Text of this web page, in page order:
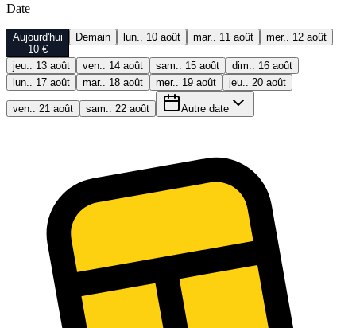
Date
Aujourd'hui
10 €
Demain lun.. 10 août mar.. 11 août mer.. 12 août
jeu.. 13 août ven.. 14 août sam.. 15 août
dim.. 16 août
lun.. 17 août
mar.. 18 août mer.. 19 août jeu.. 20 août
ven.. 21 août sam.. 22 août Autre date